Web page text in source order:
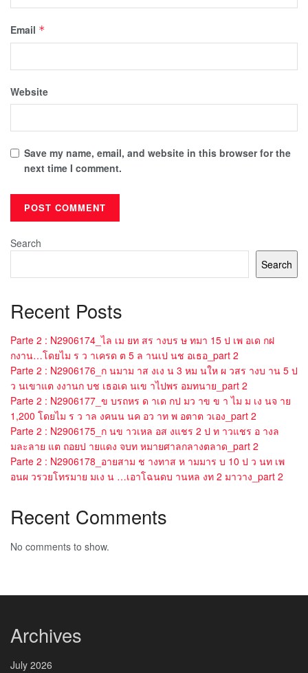
Email *
Website
Save my name, email, and website in this browser for the
next time I comment.
Search
Search
Recent Posts
Parte 2 : N2906174_ไล เม ยท สร างบร ษ ทมา 15 ป เพ อเด กฝ
กงาน…โดยไม ร ว าเครด ต 5 ล านเป นช อเธอ_part 2
Parte 2 : N2906176_ก นมาม าส งเง น 3 หม นให ผ วสร างบ าน 5 ป
ว นเขาแต งงานก บช เธอเด นเข าไปพร อมทนาย_part 2
Parte 2 : N2906177_ข บรถหร ด าเด กป มว าข ข า ไม ม เง นจ าย
1,200 โดยไม ร ว าล งคนน นค อว าท พ อตาต วเอง_part 2
Parte 2 : N2906175_ก นข าวเหล อส งแชร 2 ป ท าวแชร อ างล
มละลาย แต ถอยป ายแดง จบท หมายศาลกลางตลาด_part 2
Parte 2 : N2906178_อายสาม ช างทาส ห ามมาร บ 10 ป ว นท เพ
อนผ วรวยโทรมาย มเง น …เอาโฉนดบ านหล งท 2 มาวาง_part 2
Recent Comments
No comments to show.
Archives
July 2026